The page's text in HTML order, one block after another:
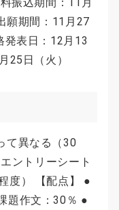
願期間：11月27
発表日：12月13
25日（火）
て異なる（30
ントリーシート
度） 【配点】 ●
題作文：30％ ●